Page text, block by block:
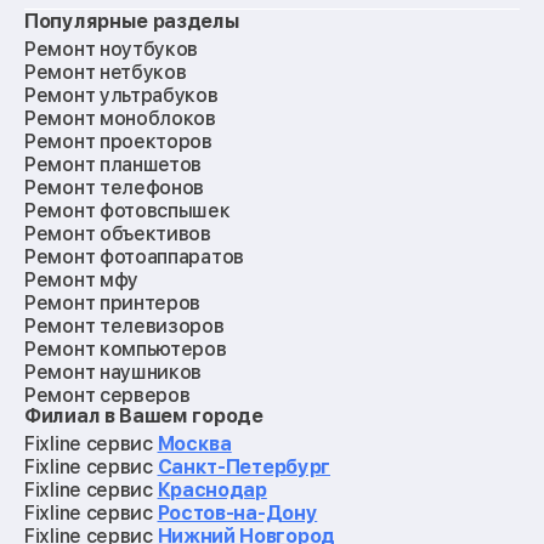
Замена микросхемы NFC
Ремонт разъема SIM-карты
Замена стекла телефона
Замена экрана/дисплея телефона
Замена тачскрина/сенсора телефона
Замена матрицы телефона
Замена аккумулятора/батареи
Замена гнезда зарядки телефона
Популярные разделы
Ремонт ноутбуков
Ремонт нетбуков
Ремонт ультрабуков
Ремонт моноблоков
Ремонт проекторов
Ремонт планшетов
Ремонт телефонов
Ремонт фотовспышек
Ремонт объективов
Ремонт фотоаппаратов
Ремонт мфу
Ремонт принтеров
Ремонт телевизоров
Ремонт компьютеров
Ремонт наушников
Ремонт серверов
Ремонт мониторов
Ремонт квадрокоптеров
Ремонт электросамокатов
Ремонт материнских плат
Ремонт видеокарт
Ремонт кофемашин
Филиал в Вашем городе
Fixline сервис Москва
Fixline сервис Санкт-Петербург
Fixline сервис Краснодар
Fixline сервис Ростов-на-Дону
Fixline сервис Нижний Новгород